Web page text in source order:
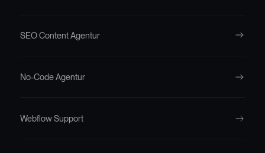
SEO Content Agentur
No-Code Agentur
Webflow Support